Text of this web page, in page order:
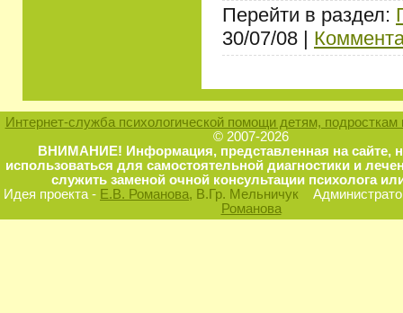
Перейти в раздел:
30/07/08 |
Интернет-служба психологической помощи детям, подросткам
© 2007-2026
ВНИМАНИЕ! Информация, представленная на сайте,
использоваться для самостоятельной диагностики и
служить заменой очной консультации психолога
Идея проекта - Е.В. Романова, В.Гр. Мельничук
Романова